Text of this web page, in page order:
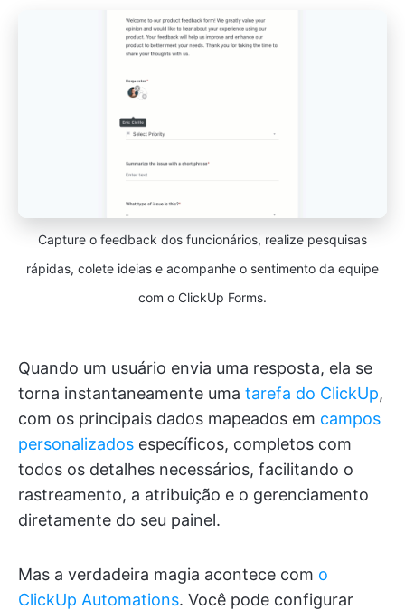
Capture o feedback dos funcionários, realize pesquisas
rápidas, colete ideias e acompanhe o sentimento da equipe
com o ClickUp Forms.
Quando um usuário envia uma resposta, ela se
torna instantaneamente uma tarefa do ClickUp,
com os principais dados mapeados em campos
personalizados específicos, completos com
todos os detalhes necessários, facilitando o
rastreamento, a atribuição e o gerenciamento
diretamente do seu painel.
Mas a verdadeira magia acontece com o
ClickUp Automations. Você pode configurar